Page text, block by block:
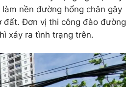
nền đường hổng chân gây
đất. Đơn vị thi công đào đường
xảy ra tình trạng trên.